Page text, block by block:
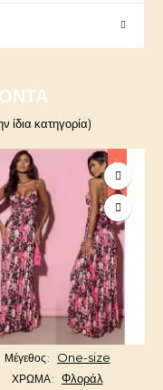
ίδια κατηγορία)
-20%
Μέγεθος One-size
ΧΡΩΜΑ Φλοράλ